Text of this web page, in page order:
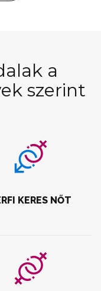
a
szerint
KERES NŐT